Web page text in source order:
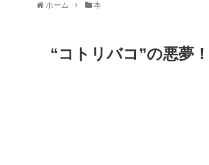
ホーム 本
“コトリバコ”の悪夢